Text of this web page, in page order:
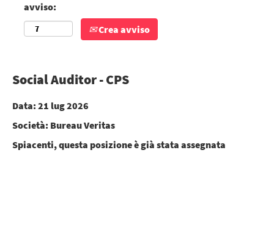
avviso:
Crea avviso
Social Auditor - CPS
Data: 21 lug 2026
Società: Bureau Veritas
Spiacenti, questa posizione è già stata assegnata